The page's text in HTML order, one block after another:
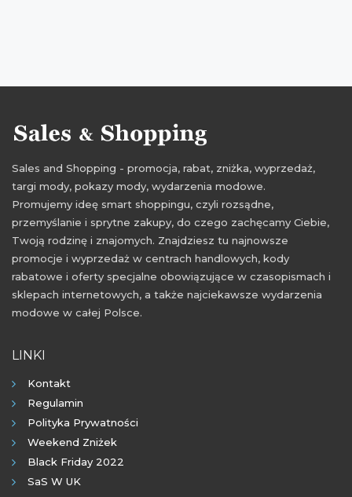
Sales and Shopping - promocja, rabat, zniżka, wyprzedaż,
targi mody, pokazy mody, wydarzenia modowe.
Promujemy ideę smart shoppingu, czyli rozsądne,
przemyślanie i sprytne zakupy, do czego zachęcamy Ciebie,
Twoją rodzinę i znajomych. Znajdziesz tu najnowsze
promocje i wyprzedaż w centrach handlowych, kody
rabatowe i oferty specjalne obowiązujące w czasopismach i
sklepach internetowych, a także najciekawsze wydarzenia
modowe w całej Polsce.
LINKI
Kontakt
Regulamin
Polityka Prywatności
Weekend Zniżek
Black Friday 2022
SaS W UK